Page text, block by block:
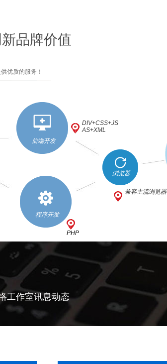
品牌价值
优质的服务！
前端开发
程序开发
DIV+CSS+JS
AS+XML
PHP
浏览器
兼容主流浏览器
工作室讯息动态